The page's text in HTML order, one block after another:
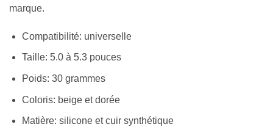
marque.
Compatibilité: universelle
Taille: 5.0 à 5.3 pouces
Poids: 30 grammes
Coloris: beige et dorée
Matière: silicone et cuir synthétique